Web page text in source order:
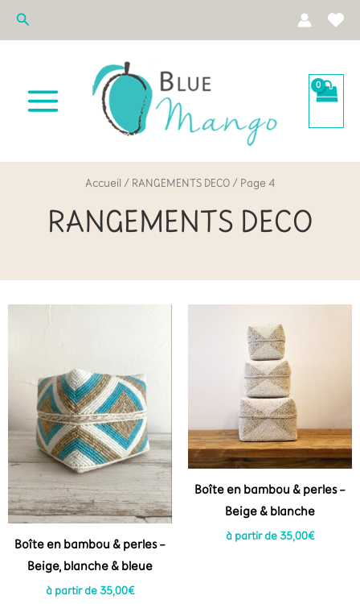
AllerRechercher
Accueil / RANGEMENTS DECO/ Page 4
RANGEMENTS DECO
Boîte en bambou & perles –
Beige, blanche & bleue
à partir de 35,00€
Boîte en bambou & perles –
Beige & blanche
à partir de 35,00€